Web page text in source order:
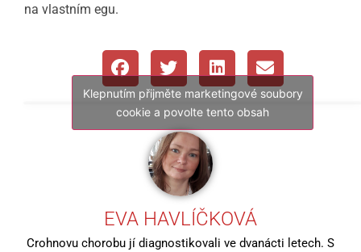
na vlastním egu.
Klepnutím přijměte marketingové soubory
cookie a povolte tento obsah
EVA HAVLÍČKOVÁ
Crohnovu chorobu jí diagnostikovali ve dvanácti letech. S